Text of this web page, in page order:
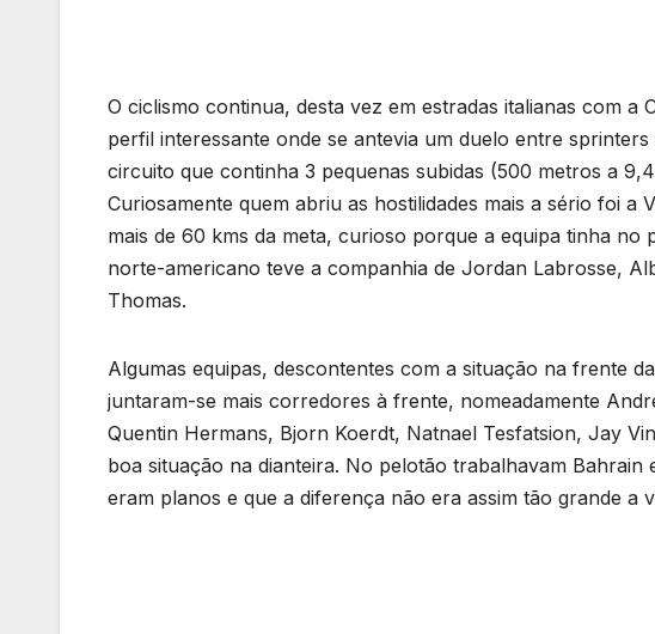
O ciclismo continua, desta vez em estradas italianas com
perfil interessante onde se antevia um duelo entre
circuito que continha 3 pequenas subidas (500 metros a
Curiosamente quem abriu as hostilidades mais a sério foi a
mais de 60 kms da meta, curioso porque a equipa tinha
norte-americano teve a companhia de Jordan Labrosse,
Thomas.
Algumas equipas, descontentes com a situação na frente
juntaram-se mais corredores à frente, nomeadamente
Quentin Hermans, Bjorn Koerdt, Natnael Tesfatsion, Jay
boa situação na dianteira. No pelotão trabalhavam
eram planos e que a diferença não era assim tão grande a